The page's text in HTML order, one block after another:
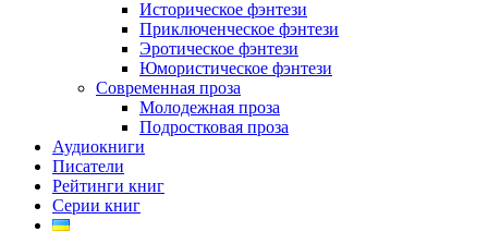
Историческое фэнтези
Приключенческое фэнтези
Эротическое фэнтези
Юмористическое фэнтези
Современная проза
Молодежная проза
Подростковая проза
Аудиокниги
Писатели
Рейтинги книг
Серии книг